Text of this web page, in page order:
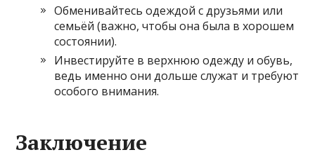
Обменивайтесь одеждой с друзьями или
семьёй (важно, чтобы она была в хорошем
состоянии).
Инвестируйте в верхнюю одежду и обувь,
ведь именно они дольше служат и требуют
особого внимания.
Заключение